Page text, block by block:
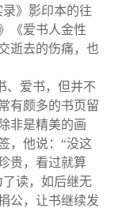
》影印本的往
《爱书人金性
逝去的伤痛，也
、爱书，但并不
有颇多的书页留
非是精美的画
，他说：“没这
贵，看过就算
读，如后继无
公，让书继续发